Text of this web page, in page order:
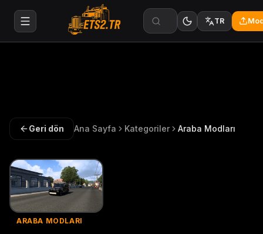
TR
Geri dön Ana Sayfa Kategoriler Araba Modları
ARABA MODLARI